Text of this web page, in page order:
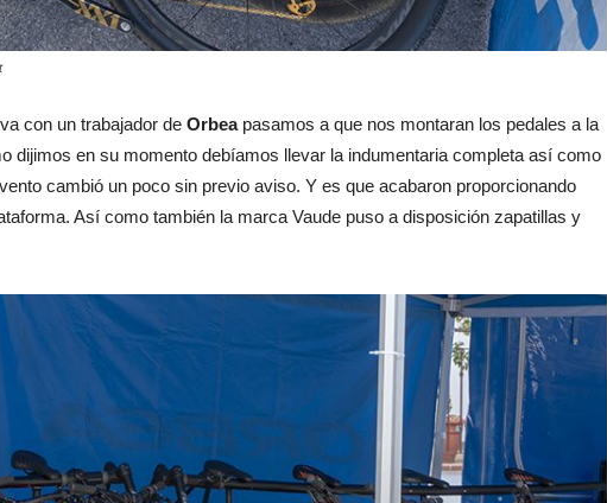
con un trabajador de Orbeapasamos a que nos montaran los pedales a la
dijimos en su momento debíamos llevar la indumentaria completa así como
cambió un poco sin previo aviso. Y es que acabaron proporcionando
Así como también la marca Vaude puso a disposición zapatillas y